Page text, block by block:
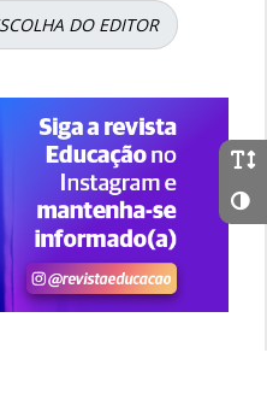
DO EDITOR